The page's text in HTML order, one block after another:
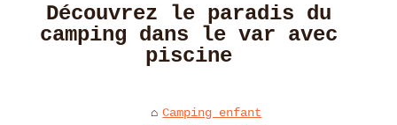
Découvrez le paradis du
camping dans le var avec
piscine
Camping enfant